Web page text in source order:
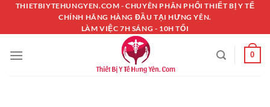
Chuyển
nội
dung
THIETBIYTEHUNGYEN.COM - CHUYÊN PHÂN PHỐI THIẾT BỊ Y TẾ
CHÍNH HÃNG HÀNG ĐẦU TẠI HƯNG YÊN.
LÀM VIỆC 7H SÁNG - 10H TỐI
0